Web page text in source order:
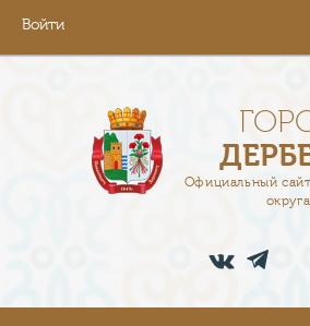
Войти
Официальный
округа
АДМИНИСТРАЦИЯ